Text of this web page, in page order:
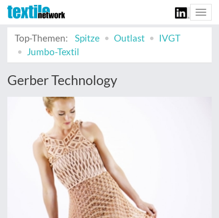
Top-Themen:
Spitze Outlast
IVGT
Jumbo-Textil
Gerber Technology